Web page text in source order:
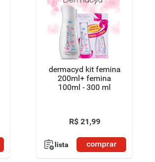
dermacyd kit femina
200ml+ femina
100ml - 300 ml
R$ 21,99
lista comprar